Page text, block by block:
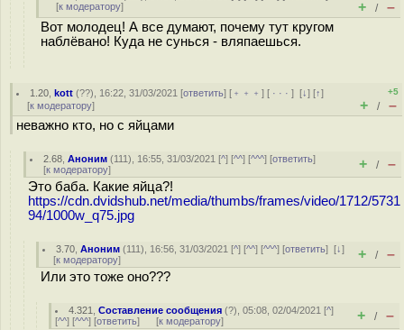
[к модератору] + / –
Вот молодец! А все думают, почему тут кругом
наблёвано! Куда не сунься - вляпаешься.
1.20 ,kott (??), 16:22, 31/03/2021 [ответить] [ ﹢﹢﹢] [ · · ·][↓] [↑]
[к модератору]
+5
+ / –
неважно кто, но с яйцами
2.68 ,Аноним (111), 16:55, 31/03/2021 [^] [^^] [^^^] [ответить]
[к модератору] + / –
Это баба. Какие яйца?!
https://cdn.dvidshub.net/media/thumbs/frames/video/1712/5731
94/1000w_q75.jpg
3.70 ,Аноним (111), 16:56, 31/03/2021 [^] [^^] [^^^] [ответить][↓]
[к модератору] + / –
Или это тоже оно???
4.321 ,Составление сообщения (?), 05:08, 02/04/2021 [^]
[^^] [^^^] [ответить] [к модератору] + / –